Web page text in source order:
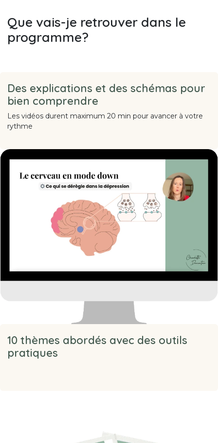
Que vais-je retrouver dans le
programme?
Des explications et des schémas pour
bien comprendre
Les vidéos durent maximum 20 min pour avancer à votre
rythme
10 thèmes abordés avec des outils
pratiques